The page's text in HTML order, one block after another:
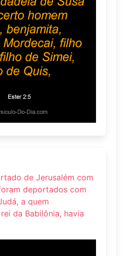
de Jerusalém com
deportados com
a quem
da Babilônia, havia